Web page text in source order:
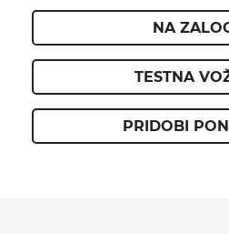
NA
TESTNA
PRIDOBI